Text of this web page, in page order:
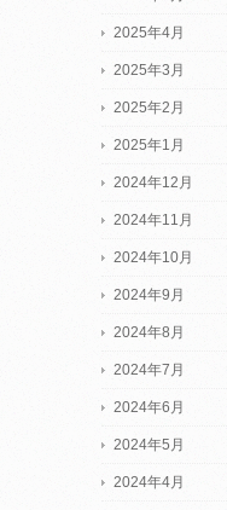
2025年4月
2025年3月
2025年2月
2025年1月
2024年12月
2024年11月
2024年10月
2024年9月
2024年8月
2024年7月
2024年6月
2024年5月
2024年4月